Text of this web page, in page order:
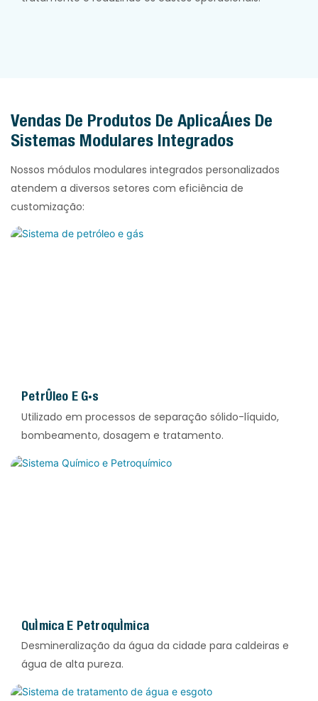
Vendas De Produtos De Aplicações De
Sistemas Modulares Integrados
Nossos módulos modulares integrados personalizados
atendem a diversos setores com eficiência de
customização:
Petróleo E Gás
Utilizado em processos de separação sólido-líquido,
bombeamento, dosagem e tratamento.
Química E Petroquímica
Desmineralização da água da cidade para caldeiras e
água de alta pureza.